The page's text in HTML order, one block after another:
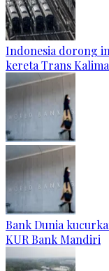
Indonesia dorong
kereta Trans
Bank Dunia
KUR Bank Mandiri